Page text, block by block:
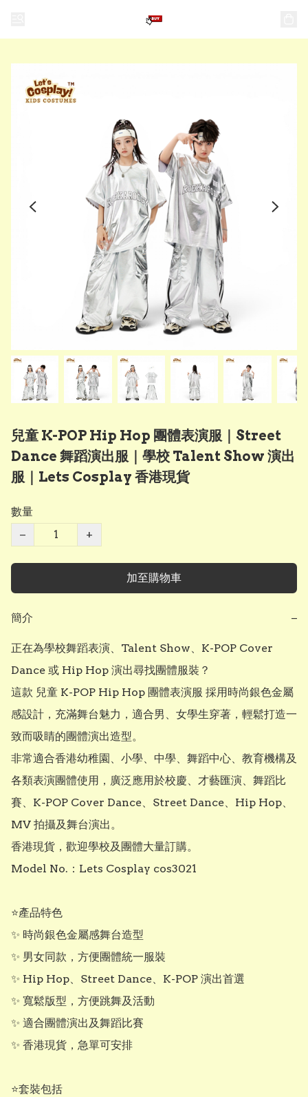
兒童 K-POP Hip Hop 團體表演服｜Street
Dance 舞蹈演出服｜學校 Talent Show 演出
服｜Lets Cosplay 香港現貨
數量
−
+
加至購物車
簡介 −
正在為學校舞蹈表演、Talent Show、K-POP Cover
Dance 或 Hip Hop 演出尋找團體服裝？
這款 兒童 K-POP Hip Hop 團體表演服 採用時尚銀色金屬
感設計，充滿舞台魅力，適合男、女學生穿著，輕鬆打造一
致而吸睛的團體演出造型。
非常適合香港幼稚園、小學、中學、舞蹈中心、教育機構及
各類表演團體使用，廣泛應用於校慶、才藝匯演、舞蹈比
賽、K-POP Cover Dance、Street Dance、Hip Hop、
MV 拍攝及舞台演出。
香港現貨，歡迎學校及團體大量訂購。
Model No.：Lets Cosplay cos3021
⭐產品特色
✨ 時尚銀色金屬感舞台造型
✨ 男女同款，方便團體統一服裝
✨ Hip Hop、Street Dance、K-POP 演出首選
✨ 寬鬆版型，方便跳舞及活動
✨ 適合團體演出及舞蹈比賽
✨ 香港現貨，急單可安排
⭐套裝包括